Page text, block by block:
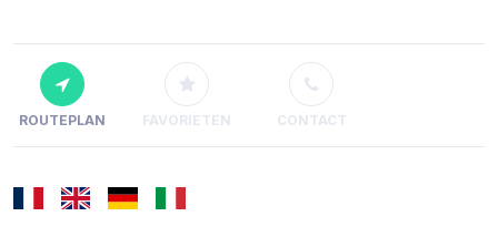
ROUTEPLAN FAVORIETEN CONTACT